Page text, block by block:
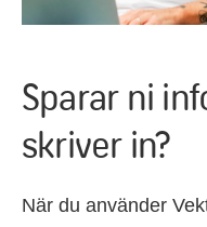
Sparar ni
skriver in?
När du använder